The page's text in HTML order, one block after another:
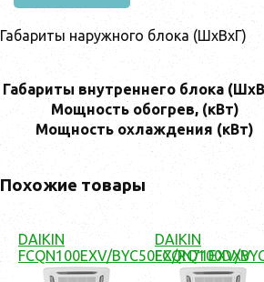
Габариты наружного блока (ШхВхГ)
Габариты внутреннего блока
Мощность обогрев, (кВт)
Мощность охлаждения (кВт)
Похожие товары
DAIKIN
FCQN100EXV/BYC50EX/RQ100DXV
DAIKIN
FCQN71EXV/